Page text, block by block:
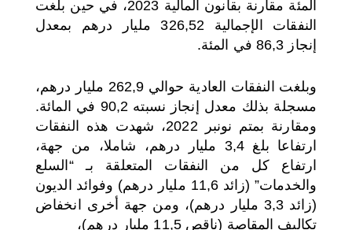
المئة مقارنة بقانون المالية 2023، في حين بلغت
النفقات الإجمالية 326,52 مليار درهم بمعدل
إنجاز 86,3 في المئة.
وبلغت النفقات العادية حوالي 262,9 مليار درهم،
مسجلة بذلك معدل إنجاز نسبته 90,2 في المائة.
ومقارنة بمتم نونبر 2022، شهدت هذه النفقات
ارتفاعا بلغ 3,4 مليار درهم، شاملا، من جهة،
ارتفاع كل من النفقات المتعلقة بـ “السلع
والخدمات” (زائد 11,6 مليار درهم) وفوائد الديون
(زائد 3,3 مليار درهم)، ومن جهة أخرى انخفاض
تكاليف المقاصة (ناقص 11,5 مليار درهم)،